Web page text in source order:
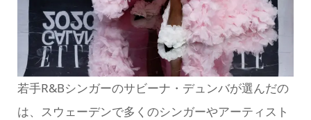
若手R&Bシンガーのサビーナ・デュンバが選んだの
は、スウェーデンで多くのシンガーやアーティスト